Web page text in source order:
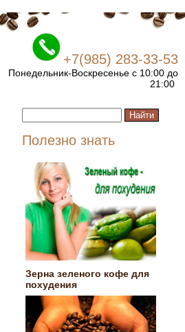
+7(985) 283-33-53
Понедельник-Воскресенье с 10:00 до
21:00
Полезно знать
Зерна зеленого кофе для
похудения